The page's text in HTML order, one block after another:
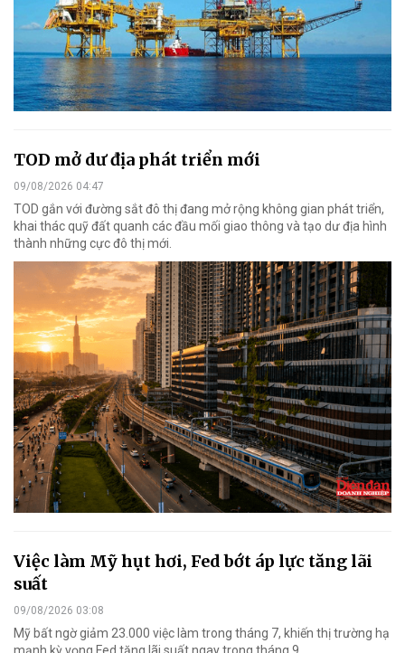
TOD mở dư địa phát triển mới
09/08/2026 04:47
TOD gắn với đường sắt đô thị đang mở rộng không gian phát triển,
khai thác quỹ đất quanh các đầu mối giao thông và tạo dư địa hình
thành những cực đô thị mới.
Việc làm Mỹ hụt hơi, Fed bớt áp lực tăng lãi
suất
09/08/2026 03:08
Mỹ bất ngờ giảm 23.000 việc làm trong tháng 7, khiến thị trường hạ